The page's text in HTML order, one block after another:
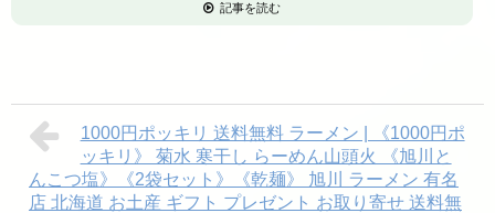
記事を読む
1000円ポッキリ 送料無料 ラーメン | 《1000円ポ
ッキリ》 菊水 寒干し らーめん山頭火 《旭川と
んこつ塩》《2袋セット》《乾麺》 旭川 ラーメン 有名
店 北海道 お土産 ギフト プレゼント お取り寄せ 送料無